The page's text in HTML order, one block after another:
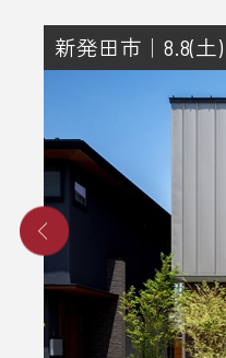
新発田市｜8.8(土